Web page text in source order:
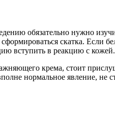
обязательно нужно
скатка. Если
вступить в реакцию с кожей.
крема, стоит
нормальное явление, не